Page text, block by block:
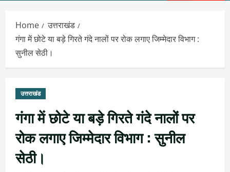
Home
उत्तराखंड
गंगा में छोटे या बड़े गिरते गंदे नालों पर रोक लगाए जिम्मेदार विभाग :
सुनील सेठी।
उत्तराखंड
गंगा में छोटे या बड़े गिरते गंदे नालों पर
रोक लगाए जिम्मेदार विभाग : सुनील
सेठी।